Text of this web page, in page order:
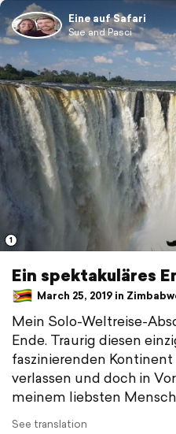
Eine auf Safari
Sue and Pasci
1
Ein spektakuläres
March 25, 2019 in
Mein Solo-Weltreise-
Ende. Traurig diesen
faszinierenden
verlassen und doch in
meinem liebsten
See translation